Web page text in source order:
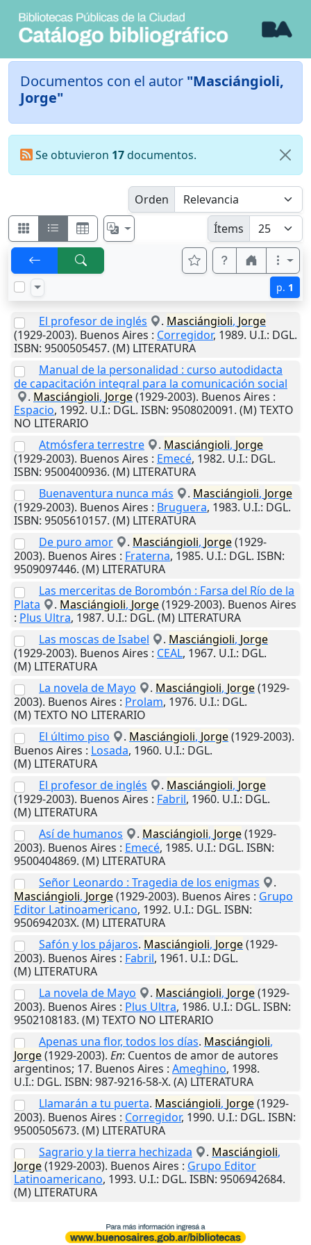
Documentos con el autor "Masciángioli,
Jorge"
Se obtuvieron 17documentos.
Orden
Ítems
p. 1
El profesor de inglés . Masciángioli, Jorge
(1929-2003). Buenos Aires : Corregidor, 1989. U.I.: DGL.
ISBN: 9500505457. (M) LITERATURA
Manual de la personalidad : curso autodidacta
de capacitación integral para la comunicación social
. Masciángioli, Jorge(1929-2003). Buenos Aires :
Espacio, 1992. U.I.: DGL. ISBN: 9508020091. (M) TEXTO
NO LITERARIO
Atmósfera terrestre
. Masciángioli, Jorge
(1929-2003). Buenos Aires : Emecé, 1982. U.I.: DGL.
ISBN: 9500400936. (M) LITERATURA
Buenaventura nunca más
. Masciángioli, Jorge
(1929-2003). Buenos Aires : Bruguera, 1983. U.I.: DGL.
ISBN: 9505610157. (M) LITERATURA
De puro amor
. Masciángioli, Jorge(1929-
2003). Buenos Aires : Fraterna, 1985. U.I.: DGL. ISBN:
9509097446. (M) LITERATURA
Las merceritas de Borombón : Farsa del Río de la
Plata
. Masciángioli, Jorge(1929-2003). Buenos Aires
: Plus Ultra, 1987. U.I.: DGL. (M) LITERATURA
Las moscas de Isabel
. Masciángioli, Jorge
(1929-2003). Buenos Aires : CEAL, 1967. U.I.: DGL.
(M) LITERATURA
La novela de Mayo
. Masciángioli, Jorge(1929-
2003). Buenos Aires : Prolam, 1976. U.I.: DGL.
(M) TEXTO NO LITERARIO
El último piso
. Masciángioli, Jorge(1929-2003).
Buenos Aires : Losada, 1960. U.I.: DGL.
(M) LITERATURA
El profesor de inglés
. Masciángioli, Jorge
(1929-2003). Buenos Aires : Fabril, 1960. U.I.: DGL.
(M) LITERATURA
Así de humanos
. Masciángioli, Jorge(1929-
2003). Buenos Aires : Emecé, 1985. U.I.: DGL. ISBN:
9500404869. (M) LITERATURA
Señor Leonardo : Tragedia de los enigmas
.
Masciángioli, Jorge(1929-2003). Buenos Aires : Grupo
Editor Latinoamericano, 1992. U.I.: DGL. ISBN:
950694203X. (M) LITERATURA
Safón y los pájaros. Masciángioli, Jorge(1929-
2003). Buenos Aires : Fabril, 1961. U.I.: DGL.
(M) LITERATURA
La novela de Mayo
. Masciángioli, Jorge(1929-
2003). Buenos Aires : Plus Ultra, 1986. U.I.: DGL. ISBN:
9502108183. (M) TEXTO NO LITERARIO
Apenas una flor, todos los días. Masciángioli,
Jorge(1929-2003). En: Cuentos de amor de autores
argentinos; 17. Buenos Aires : Ameghino, 1998.
U.I.: DGL. ISBN: 987-9216-58-X. (A) LITERATURA
Llamarán a tu puerta. Masciángioli, Jorge(1929-
2003). Buenos Aires : Corregidor, 1990. U.I.: DGL. ISBN:
9500505673. (M) LITERATURA
Sagrario y la tierra hechizada
. Masciángioli,
Jorge(1929-2003). Buenos Aires : Grupo Editor
Latinoamericano, 1993. U.I.: DGL. ISBN: 9506942684.
(M) LITERATURA